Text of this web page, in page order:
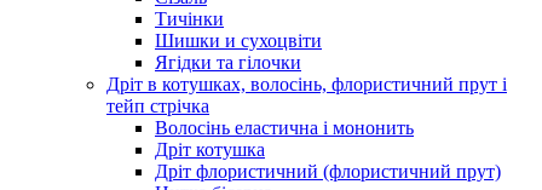
Тичінки
Шишки и сухоцвіти
Ягідки та гілочки
Дріт в котушках, волосінь, флористичний прут і
тейп стрічка
Волосінь еластична і мононить
Дріт котушка
Дріт флористичний (флористичний прут)